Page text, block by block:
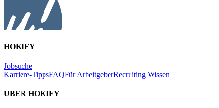
HOKIFY
Jobsuche
Karriere-TippsFAQFür ArbeitgeberRecruiting Wissen
ÜBER HOKIFY